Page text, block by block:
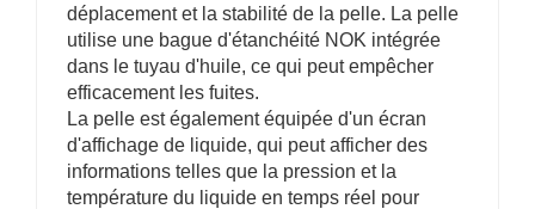
déplacement et la stabilité de la pelle. La pelle
utilise une bague d'étanchéité NOK intégrée
dans le tuyau d'huile, ce qui peut empêcher
efficacement les fuites.
La pelle est également équipée d'un écran
d'affichage de liquide, qui peut afficher des
informations telles que la pression et la
température du liquide en temps réel pour